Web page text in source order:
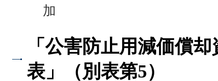
加
「公害防止用減価償
表」（別表第5）